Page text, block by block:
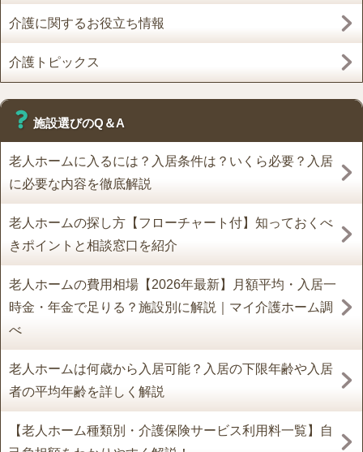
介護に関するお役立ち情報
介護トピックス
施設選びのQ＆A
老人ホームに入るには？入居条件は？いくら必要？入居
に必要な内容を徹底解説
老人ホームの探し方【フローチャート付】知っておくべ
きポイントと相談窓口を紹介
老人ホームの費用相場【2026年最新】月額平均・入居一
時金・年金で足りる？施設別に解説｜マイ介護ホーム調
べ
老人ホームは何歳から入居可能？入居の下限年齢や入居
者の平均年齢を詳しく解説
【老人ホーム種類別・介護保険サービス利用料一覧】自